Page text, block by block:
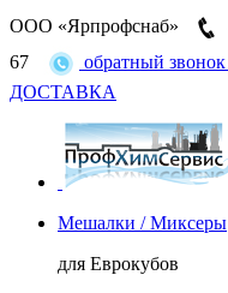
ООО «Ярпрофснаб»
67
обратный звонок
ДОСТАВКА
Мешалки / Миксеры
для Еврокубов